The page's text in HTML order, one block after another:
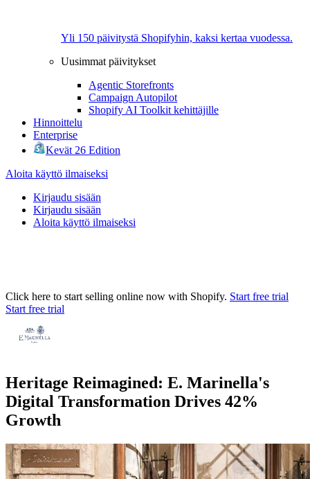
Yli 150 päivitystä Shopifyhin, kaksi kertaa vuodessa.
Uusimmat päivitykset
Agentic Storefronts
Campaign Autopilot
Shopify AI Toolkit kehittäjille
Hinnoittelu
Enterprise
Kevät 26 Edition
Aloita käyttö ilmaiseksi
Kirjaudu sisään
Kirjaudu sisään
Aloita käyttö ilmaiseksi
Click here to start selling online now with Shopify. Start free trial
Start free trial
Heritage Reimagined: E. Marinella's
Digital Transformation Drives 42%
Growth